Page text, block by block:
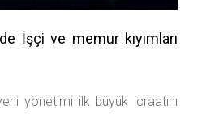
İşçi ve memur kıyımları
yönetimi ilk büyük icraatını